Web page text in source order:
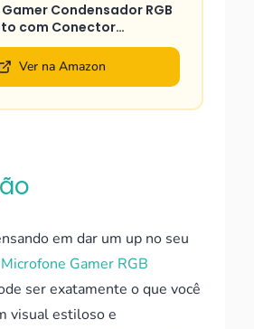
Condensador RGB
com Conector…
Ver na Amazon
em dar um up no seu
Microfone Gamer RGB
ser exatamente o que você
visual estiloso e